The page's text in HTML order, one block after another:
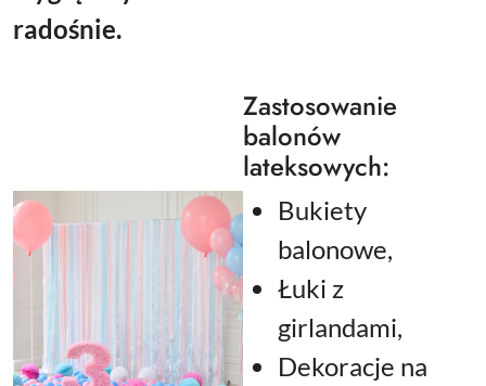
radośnie.
Zastosowanie
balonów
lateksowych:
Bukiety
balonowe,
Łuki z
girlandami,
Dekoracje na